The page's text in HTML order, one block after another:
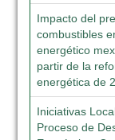
Impacto del
combustibles
energético
partir de la
energética de
Iniciativas
Proceso de